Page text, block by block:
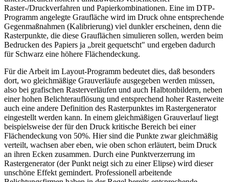
Raster-/Druckverfahren und Papierkombinationen. Eine im DTP-
Programm angelegte Graufläche wird im Druck ohne entsprechende
Gegenmaßnahmen (Kalibrierung) viel dunkler erscheinen, denn die
Rasterpunkte, die diese Grauflächen simulieren sollen, werden beim
Bedrucken des Papiers ja „breit gequetscht" und ergeben dadurch
für Schwarz eine höhere Flächendeckung.
Für die Arbeit im Layout-Programm bedeutet dies, daß besonders
dort, wo gleichmäßige Grauverläufe ausgegeben werden müssen,
also bei grafischen Rasterverläufen und auch Halbtonbildern, neben
einer hohen Belichterauflösung und entsprechend hoher Rasterweite
auch eine andere Definition des Rasterpunktes im Rastergenerator
eingestellt werden kann. In einem gleichmäßigen Grauverlauf liegt
beispielsweise der für den Druck kritische Bereich bei einer
Flächendeckung von 50%. Hier sind die Punkte zwar gleichmäßig
verteilt, wachsen aber eben, wie oben schon erläutert, beim Druck
an ihren Ecken zusammen. Durch eine Punktverzerrung im
Rastergenerator (der Punkt neigt sich zu einer Elipse) wird dieser
unschöne Effekt gemindert. Professionell arbeitende